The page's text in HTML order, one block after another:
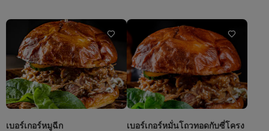
คือ
5.0
จาก
5
จาก
คะแนน
1
recipe
นี้
เบอร์เกอร์หมูฉีก
เบอร์เกอร์หมั่นโถวทอดกับซี่โครง